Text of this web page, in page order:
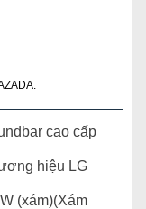
cao cấp
hiệu LG
(xám)(Xám